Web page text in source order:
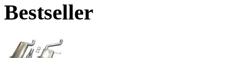
Bestseller